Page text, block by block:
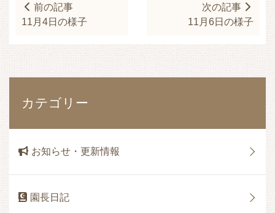
カテゴリー
お知らせ・更新情報
園長日記
前の記事
11月4日の様子
次の記事
11月6日の様子